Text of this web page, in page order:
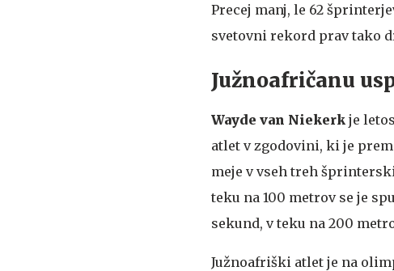
Precej manj, le 62
svetovni rekord prav tako
Južnoafričanu
Wayde van Niekerk je
atlet v zgodovini, ki je
meje v vseh treh
teku na 100 metrov se je
sekund, v teku na 200
Južnoafriški atlet je na